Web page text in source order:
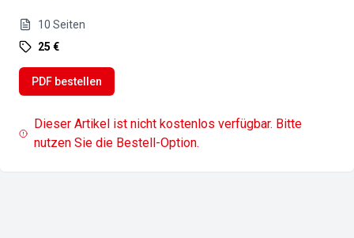
10 Seiten
25 €
PDF bestellen
Dieser Artikel ist nicht kostenlos verfügbar. Bitte
nutzen Sie die Bestell-Option.